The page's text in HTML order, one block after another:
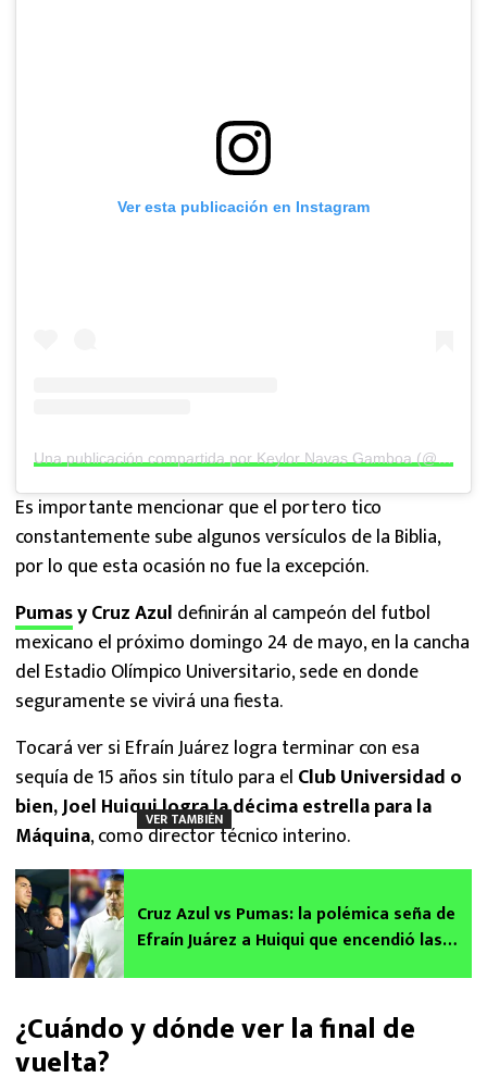
Ver esta publicación en Instagram
Es importante mencionar que el portero tico
constantemente sube algunos versículos de la Biblia,
por lo que esta ocasión no fue la excepción.
Pumasy Cruz Azul definirán al campeón del futbol
mexicano el próximo domingo 24 de mayo, en la cancha
del Estadio Olímpico Universitario, sede en donde
seguramente se vivirá una fiesta.
Tocará ver si Efraín Juárez logra terminar con esa
sequía de 15 años sin título para el Club Universidad o
bien, Joel Huiqui logra la décima estrella para la
Máquina, como director técnico interino.
VER TAMBIÉN
Cruz Azul vs Pumas: la polémica seña de
Efraín Juárez a Huiqui que encendió las
¿Cuándo y dónde ver la final de
vuelta?